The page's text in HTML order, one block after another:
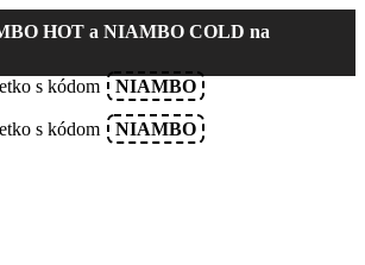
HOT a NIAMBO COLD na
s kódom NIAMBO
s kódom
NIAMBO